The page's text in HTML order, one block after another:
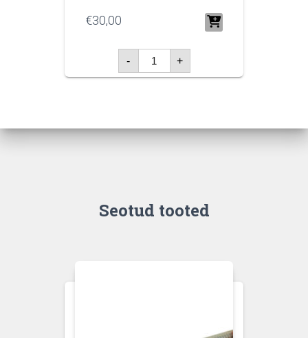
€30,00
-
Automaatsüstal
kogus
+
Seotud tooted